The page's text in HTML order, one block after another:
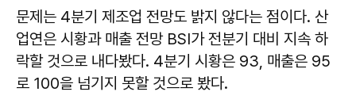
문제는 4분기 제조업 전망도 밝지 않다는 점이다. 산
업연은 시황과 매출 전망 BSI가 전분기 대비 지속 하
락할 것으로 내다봤다. 4분기 시황은 93, 매출은 95
로 100을 넘기지 못할 것으로 봤다.